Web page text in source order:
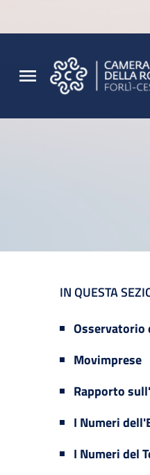
IN QUESTA
Osservatorio
Movimprese
Rapporto
I Numeri
I Numeri del